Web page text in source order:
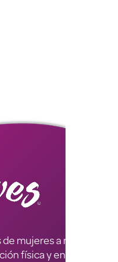
mujeres a mejorar
física y en la